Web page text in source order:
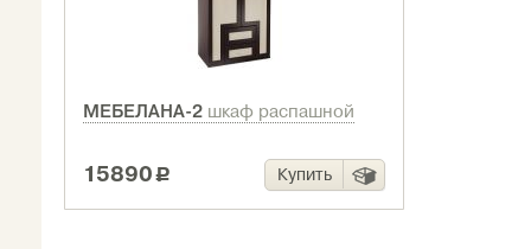
МЕБЕЛАНА-2 шкаф распашной
15890 c Купить